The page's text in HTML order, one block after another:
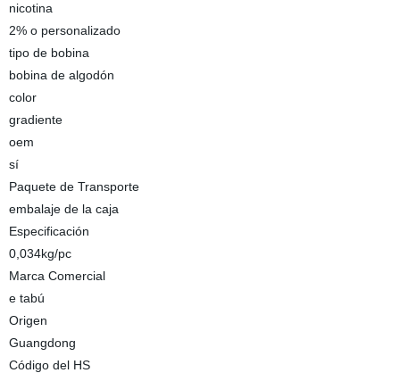
nicotina
2% o personalizado
tipo de bobina
bobina de algodón
color
gradiente
oem
sí
Paquete de Transporte
embalaje de la caja
Especificación
0,034kg/pc
Marca Comercial
e tabú
Origen
Guangdong
Código del HS